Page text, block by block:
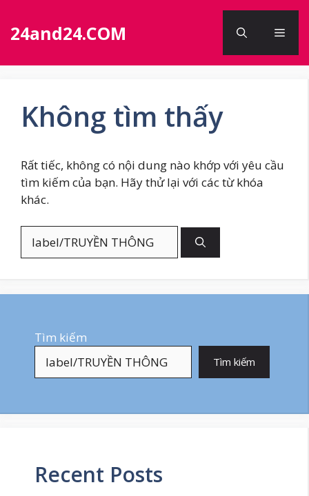
đến
nội24and24.COM
Không tìm thấy
Rất tiếc, không có nội dung nào khớp với yêu cầu
tìm kiếm của bạn. Hãy thử lại với các từ khóa
khác.
kiếm
Tìm kiếm
Tìm kiếm
Recent Posts